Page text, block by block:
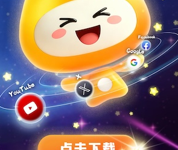
支持[0] 反对[0]
风驰加速器 旋风加速器
八戒看书
油管加速器
芒果下载站
每天试用一小时加速器 免费vqn加速